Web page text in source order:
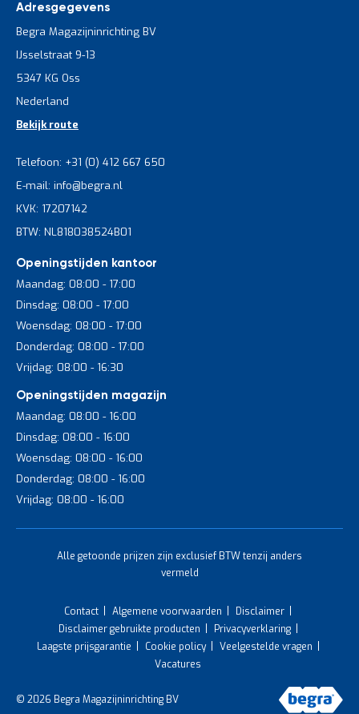
Adresgegevens
Begra Magazijninrichting BV
IJsselstraat 9-13
5347 KG Oss
Nederland
Bekijk route
Telefoon: +31 (0) 412 667 650
E-mail: info@begra.nl
KVK: 17207142
BTW: NL818038524B01
Openingstijden kantoor
Maandag: 08:00 - 17:00
Dinsdag: 08:00 - 17:00
Woensdag: 08:00 - 17:00
Donderdag: 08:00 - 17:00
Vrijdag: 08:00 - 16:30
Openingstijden magazijn
Maandag: 08:00 - 16:00
Dinsdag: 08:00 - 16:00
Woensdag: 08:00 - 16:00
Donderdag: 08:00 - 16:00
Vrijdag: 08:00 - 16:00
Alle getoonde prijzen zijn exclusief BTW tenzij anders
vermeld
Contact Algemene voorwaarden
Disclaimer
Disclaimer gebruikte producten
Privacyverklaring
Laagste prijsgarantie
Cookie policy
Veelgestelde vragen
Vacatures
© 2026 Begra Magazijninrichting BV